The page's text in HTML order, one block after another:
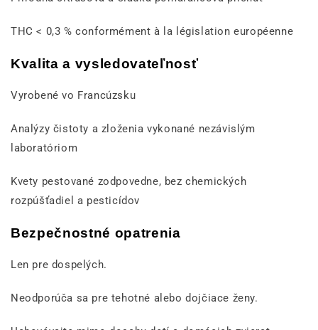
THC < 0,3 % conformément à la législation européenne
Kvalita a vysledovateľnosť
Vyrobené vo Francúzsku
Analýzy čistoty a zloženia vykonané nezávislým
laboratóriom
Kvety pestované zodpovedne, bez chemických
rozpúšťadiel a pesticídov
Bezpečnostné opatrenia
Len pre dospelých.
Neodporúča sa pre tehotné alebo dojčiace ženy.